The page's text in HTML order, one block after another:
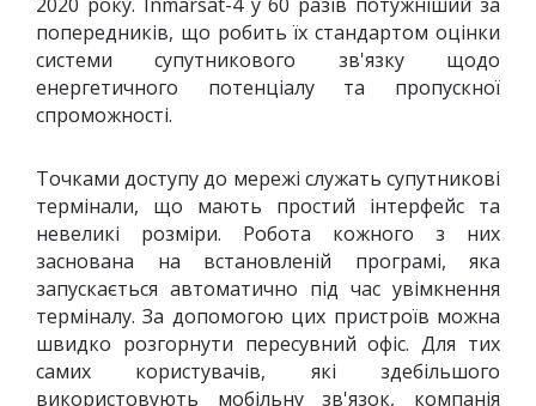
попередників, що робить їх стандартом оцінки
системи супутникового зв'язку щодо
енергетичного потенціалу та пропускної
спроможності.
Точками доступу до мережі служать супутникові
термінали, що мають простий інтерфейс та
невеликі розміри. Робота кожного з них
заснована на встановленій програмі, яка
запускається автоматично під час увімкнення
терміналу. За допомогою цих пристроїв можна
швидко розгорнути пересувний офіс. Для тих
самих користувачів, які здебільшого
використовують мобільну зв'язок, компанія